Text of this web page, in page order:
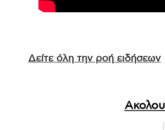
Δείτε όλη την ροή ειδήσεων